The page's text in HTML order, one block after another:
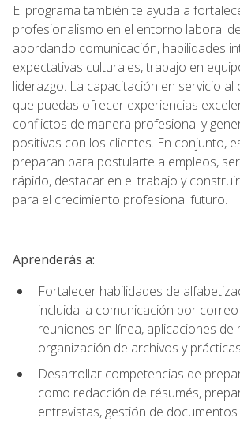
El programa también te ayuda a
profesionalismo en el entorno laboral
abordando comunicación, habilidades
expectativas culturales, trabajo en
liderazgo. La capacitación en servicio al
que puedas ofrecer experiencias
conflictos de manera profesional y
positivas con los clientes. En conjunto,
preparan para postularte a empleos,
rápido, destacar en el trabajo y
para el crecimiento profesional futuro.
Aprenderás a:
Fortalecer habilidades de
incluida la comunicación por
reuniones en línea, aplicaciones de
organización de archivos y
Desarrollar competencias de
como redacción de résumés,
entrevistas, gestión de